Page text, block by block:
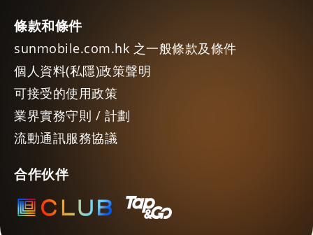
條款和條件
sunmobile.com.hk 之一般條款及條件
個人資料(私隱)政策聲明
可接受的使用政策
業界實務守則 / 計劃
流動通訊服務協議
合作伙伴